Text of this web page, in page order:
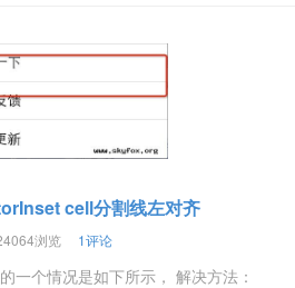
cell分割线左对齐
浏览 1评论
一个情况是如下所示， 解决方法：